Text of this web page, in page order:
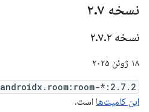
نسخه ۲ .۷
نسخه ۲ .۷.۲
۱۸ ژوئن ۲۰۲۵
androidx.room:room-*:2.7.2
این کامیت‌ها است.